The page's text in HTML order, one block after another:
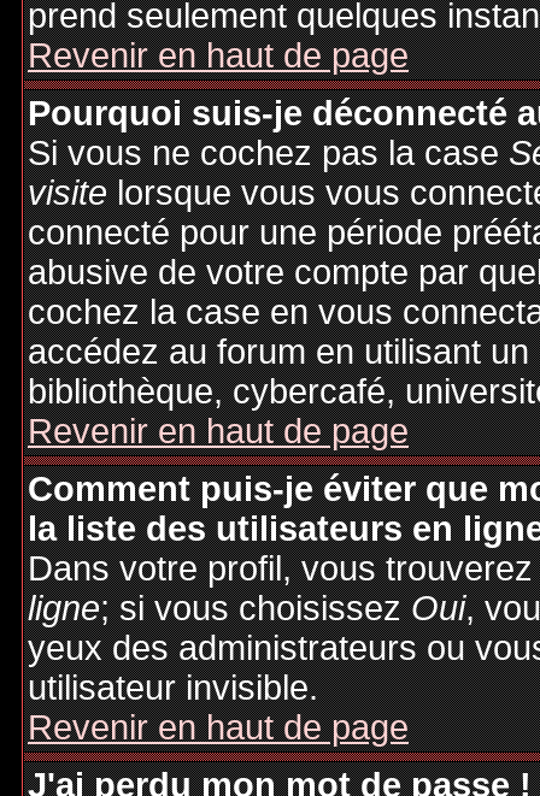
prend seulement quelques
Revenir en haut de page
Pourquoi suis-je déconnecté
Si vous ne cochez pas la case
visitelorsque vous vous
connecté pour une période
abusive de votre compte par
cochez la case en vous
accédez au forum en utilisant
bibliothèque, cybercafé,
Revenir en haut de page
Comment puis-je éviter que
la liste des utilisateurs en
Dans votre profil, vous
ligne; si vous choisissezOui,
yeux des administrateurs ou
utilisateur invisible.
Revenir en haut de page
J'ai perdu mon mot de passe !